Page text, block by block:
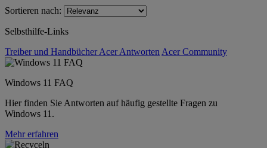
Sortieren nach:
Selbsthilfe-Links
Treiber und HandbücherAcer Antworten Acer Community
Windows 11 FAQ
Hier finden Sie Antworten auf häufig gestellte Fragen zu
Windows 11.
Mehr erfahren